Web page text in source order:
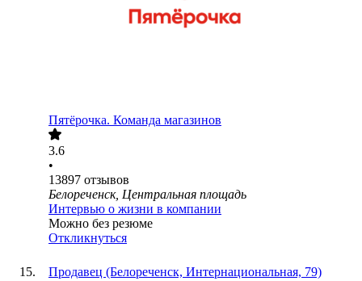
Пятёрочка. Команда магазинов
3.6
•
13897 отзывов
Белореченск, Центральная площадь
Интервью о жизни в компании
Можно без резюме
Откликнуться
Продавец (Белореченск, Интернациональная, 79)